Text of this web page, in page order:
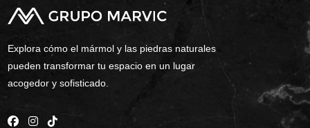
Explora cómo el mármol y las piedras naturales
pueden transformar tu espacio en un lugar
acogedor y sofisticado.